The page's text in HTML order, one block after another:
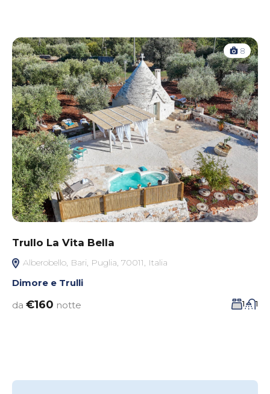
8
Trullo La Vita Bella
Alberobello, Bari, Puglia, 70011, Italia
Dimore e Trulli
da €160 notte 1 1